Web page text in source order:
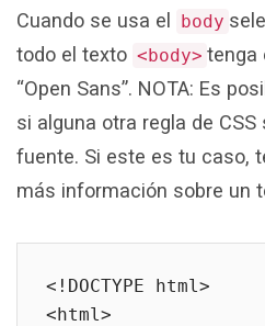
Cuando se usa el body
todo el texto <body> tenga
“Open Sans”. NOTA: Es
si alguna otra regla de
fuente. Si este es tu caso,
más información sobre un
<!DOCTYPE html>
<html>